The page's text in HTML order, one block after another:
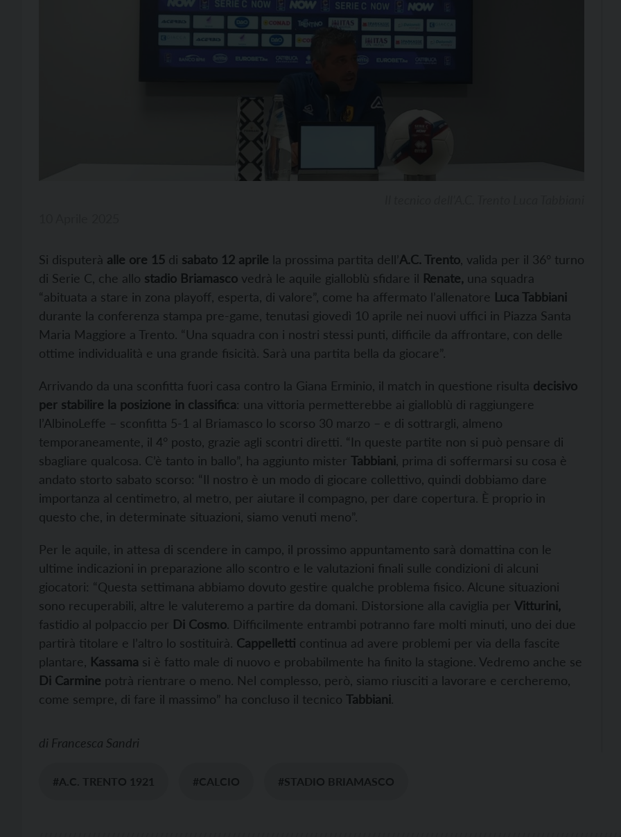
Si disputerà alle ore 15 di sabato 12 aprile la prossima partita dell’A.C. Trento , valida per il 36° turno
di Serie C, che allo stadio Briamasco vedrà le aquile gialloblù sfidare il Renate, una squadra
“abituata a stare in zona playoff, esperta, di valore”, come ha affermato l’allenatore Luca Tabbiani
durante la conferenza stampa pre-game, tenutasi giovedì 10 aprile nei nuovi uffici in Piazza Santa
Maria Maggiore a Trento. “Una squadra con i nostri stessi punti, difficile da affrontare, con delle
ottime individualità e una grande fisicità. Sarà una partita bella da giocare”.
Arrivando da una sconfitta fuori casa contro la Giana Erminio, il match in questione risulta decisivo
per stabilire la posizione in classifica: una vittoria permetterebbe ai gialloblù di raggiungere
l’AlbinoLeffe – sconfitta 5-1 al Briamasco lo scorso 30 marzo – e di sottrargli, almeno
temporaneamente, il 4° posto, grazie agli scontri diretti. “In queste partite non si può pensare di
sbagliare qualcosa. C’è tanto in ballo”, ha aggiunto mister Tabbiani , prima di soffermarsi su cosa è
andato storto sabato scorso: “Il nostro è un modo di giocare collettivo, quindi dobbiamo dare
importanza al centimetro, al metro, per aiutare il compagno, per dare copertura. È proprio in
questo che, in determinate situazioni, siamo venuti meno”.
Per le aquile, in attesa di scendere in campo, il prossimo appuntamento sarà domattina con le
ultime indicazioni in preparazione allo scontro e le valutazioni finali sulle condizioni di alcuni
giocatori: “Questa settimana abbiamo dovuto gestire qualche problema fisico. Alcune situazioni
sono recuperabili, altre le valuteremo a partire da domani. Distorsione alla caviglia per Vitturini,
fastidio al polpaccio per Di Cosmo. Difficilmente entrambi potranno fare molti minuti, uno dei due
partirà titolare e l’altro lo sostituirà. Cappelletti continua ad avere problemi per via della fascite
plantare, Kassama si è fatto male di nuovo e probabilmente ha finito la stagione. Vedremo anche se
Di Carmine potrà rientrare o meno. Nel complesso, però, siamo riusciti a lavorare e cercheremo,
come sempre, di fare il massimo” ha concluso il tecnico Tabbiani.
di Francesca Sandri
#A.C. TRENTO 1921 #CALCIO #STADIO BRIAMASCO